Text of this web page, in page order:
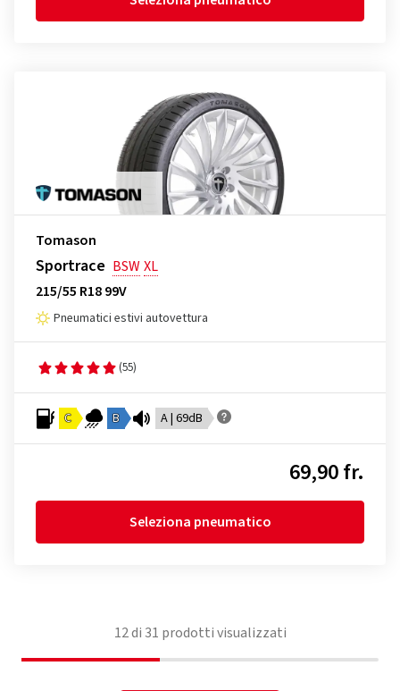
Tomason
Sportrace BSWXL
215/55 R18 99V
Pneumatici estivi autovettura
(55)
C B A | 69dB
69,90 fr.
Seleziona pneumatico
12di 31 prodotti visualizzati